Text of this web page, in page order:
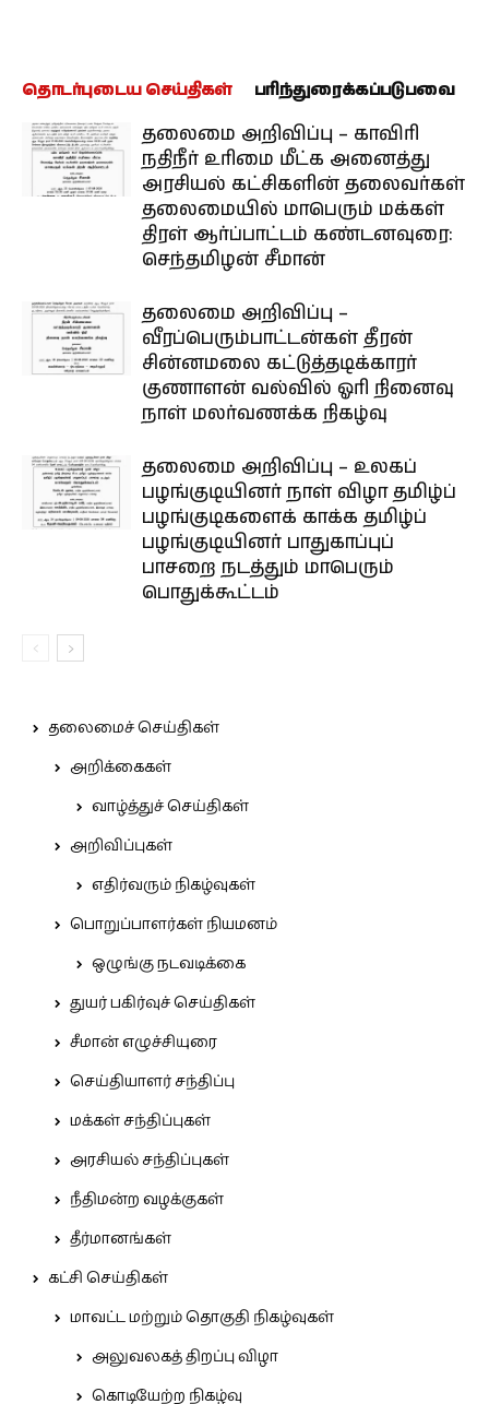
தொடர்புடைய செய்திகள் பரிந்துரைக்கப்படுபவை
தலைமை அறிவிப்பு – காவிரி
நதிநீர் உரிமை மீட்க அனைத்து
அரசியல் கட்சிகளின் தலைவர்கள்
தலைமையில் மாபெரும் மக்கள்
திரள் ஆர்ப்பாட்டம் கண்டனவுரை:
செந்தமிழன் சீமான்
தலைமை அறிவிப்பு –
வீரப்பெரும்பாட்டன்கள் தீரன்
சின்னமலை கட்டுத்தடிக்காரர்
குணாளன் வல்வில் ஓரி நினைவு
நாள் மலர்வணக்க நிகழ்வு
தலைமை அறிவிப்பு – உலகப்
பழங்குடியினர் நாள் விழா தமிழ்ப்
பழங்குடிகளைக் காக்க தமிழ்ப்
பழங்குடியினர் பாதுகாப்புப்
பாசறை நடத்தும் மாபெரும்
பொதுக்கூட்டம்
தலைமைச் செய்திகள்
அறிக்கைகள்
வாழ்த்துச் செய்திகள்
அறிவிப்புகள்
எதிர்வரும் நிகழ்வுகள்
பொறுப்பாளர்கள் நியமனம்
ஒழுங்கு நடவடிக்கை
துயர் பகிர்வுச் செய்திகள்
சீமான் எழுச்சியுரை
செய்தியாளர் சந்திப்பு
மக்கள் சந்திப்புகள்
அரசியல் சந்திப்புகள்
நீதிமன்ற வழக்குகள்
தீர்மானங்கள்
கட்சி செய்திகள்
மாவட்ட மற்றும் தொகுதி நிகழ்வுகள்
அலுவலகத் திறப்பு விழா
கொடியேற்ற நிகழ்வு